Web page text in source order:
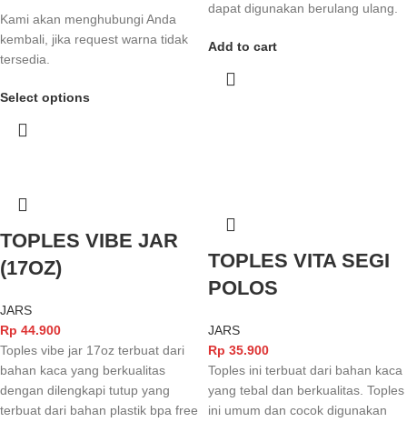
Kami akan menghubungi Anda
kembali, jika request warna tidak
tersedia.
Select options
dapat digunakan berulang ulang.
Add to cart
TOPLES VIBE JAR
(17OZ)
JARS
Rp 44.900
Toples vibe jar 17oz terbuat dari
bahan kaca yang berkualitas
dengan dilengkapi tutup yang
terbuat dari bahan plastik bpa free
TOPLES VITA SEGI
POLOS
JARS
Rp 35.900
Toples ini terbuat dari bahan kaca
yang tebal dan berkualitas. Toples
ini umum dan cocok digunakan